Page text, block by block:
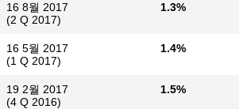
16 8월 2017
(2 Q 2017)
1.3%
16 5월 2017
(1 Q 2017)
1.4%
19 2월 2017
(4 Q 2016)
1.5%